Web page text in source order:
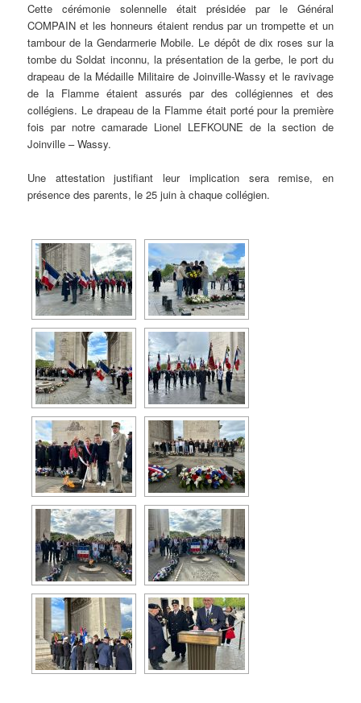
Cette cérémonie solennelle était présidée par le Général
COMPAIN et les honneurs étaient rendus par un trompette et un
tambour de la Gendarmerie Mobile. Le dépôt de dix roses sur la
tombe du Soldat inconnu, la présentation de la gerbe, le port du
drapeau de la Médaille Militaire de Joinville-Wassy et le ravivage
de la Flamme étaient assurés par des collégiennes et des
collégiens. Le drapeau de la Flamme était porté pour la première
fois par notre camarade Lionel LEFKOUNE de la section de
Joinville – Wassy.
Une attestation justifiant leur implication sera remise, en
présence des parents, le 25 juin à chaque collégien.